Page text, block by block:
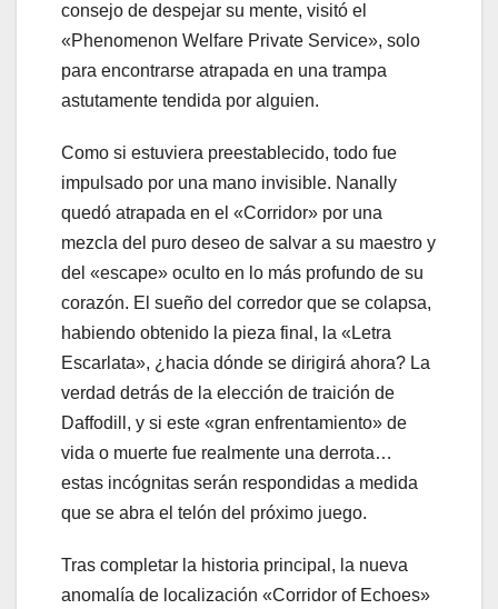
consejo de despejar su mente, visitó el
«Phenomenon Welfare Private Service», solo
para encontrarse atrapada en una trampa
astutamente tendida por alguien.
Como si estuviera preestablecido, todo fue
impulsado por una mano invisible. Nanally
quedó atrapada en el «Corridor» por una
mezcla del puro deseo de salvar a su maestro y
del «escape» oculto en lo más profundo de su
corazón. El sueño del corredor que se colapsa,
habiendo obtenido la pieza final, la «Letra
Escarlata», ¿hacia dónde se dirigirá ahora? La
verdad detrás de la elección de traición de
Daffodill, y si este «gran enfrentamiento» de
vida o muerte fue realmente una derrota…
estas incógnitas serán respondidas a medida
que se abra el telón del próximo juego.
Tras completar la historia principal, la nueva
anomalía de localización «Corridor of Echoes»